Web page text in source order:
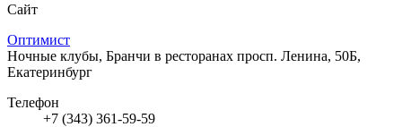
Сайт
Оптимист
Ночные клубы, Бранчи в ресторанах просп. Ленина, 50Б,
Екатеринбург
Телефон
+7 (343) 361-59-59